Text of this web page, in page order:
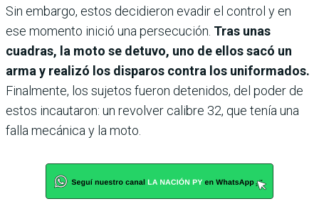
Sin embargo, estos decidieron evadir el control y en
ese momento inició una persecución. Tras unas
cuadras, la moto se detuvo, uno de ellos sacó un
arma y realizó los disparos contra los uniformados.
Finalmente, los sujetos fueron detenidos, del poder de
estos incautaron: un revolver calibre 32, que tenía una
falla mecánica y la moto.